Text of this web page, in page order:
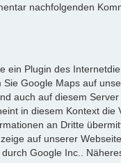
nachfolgenden
ein Plugin des
Sie Google Maps auf
auch auf diesem
in diesem Kontext
an Dritte
auf unserer
Google Inc..